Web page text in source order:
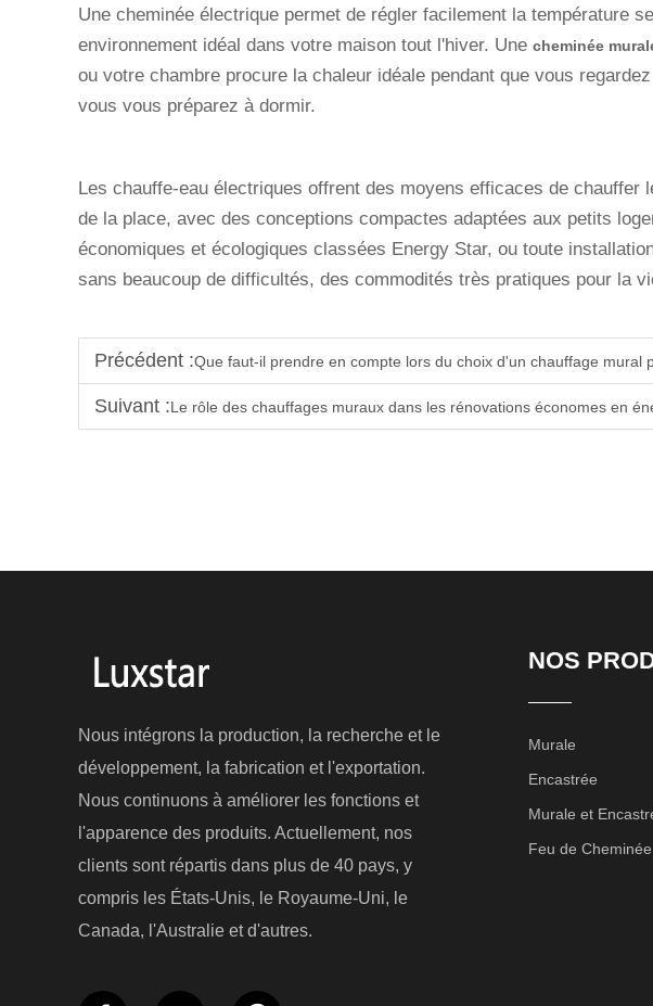
Une cheminée électrique permet de régler facilement la température
environnement idéal dans votre maison tout l'hiver. Une cheminée
ou votre chambre procure la chaleur idéale pendant que vous
vous vous préparez à dormir.
Les chauffe-eau électriques offrent des moyens efficaces de chauffer
de la place, avec des conceptions compactes adaptées aux petits
économiques et écologiques classées Energy Star, ou toute
sans beaucoup de difficultés, des commodités très pratiques pour la
Précédent :Que faut-il prendre en compte lors du choix d'un chauffage mural
Suivant :Le rôle des chauffages muraux dans les rénovations économes en
Nous intégrons la production, la recherche et le
développement, la fabrication et l'exportation.
Nous continuons à améliorer les fonctions et
l'apparence des produits. Actuellement, nos
clients sont répartis dans plus de 40 pays, y
compris les États-Unis, le Royaume-Uni, le
Canada, l'Australie et d'autres.
NOS
Murale
Encastrée
Murale et
Feu de